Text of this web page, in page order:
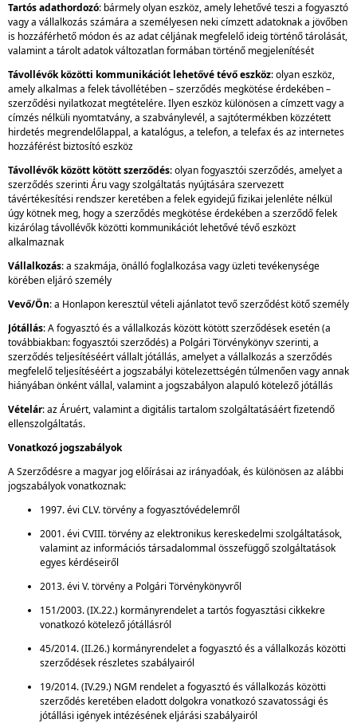
Tartós adathordozó: bármely olyan eszköz, amely lehetővé teszi a fogyasztó
vagy a vállalkozás számára a személyesen neki címzett adatoknak a jövőben
is hozzáférhető módon és az adat céljának megfelelő ideig történő tárolását,
valamint a tárolt adatok változatlan formában történő megjelenítését
Távollévők közötti kommunikációt lehetővé tévő eszköz: olyan eszköz,
amely alkalmas a felek távollétében – szerződés megkötése érdekében –
szerződési nyilatkozat megtételére. Ilyen eszköz különösen a címzett vagy a
címzés nélküli nyomtatvány, a szabványlevél, a sajtótermékben közzétett
hirdetés megrendelőlappal, a katalógus, a telefon, a telefax és az internetes
hozzáférést biztosító eszköz
Távollévők között kötött szerződés: olyan fogyasztói szerződés, amelyet a
szerződés szerinti Áru vagy szolgáltatás nyújtására szervezett
távértékesítési rendszer keretében a felek egyidejű fizikai jelenléte nélkül
úgy kötnek meg, hogy a szerződés megkötése érdekében a szerződő felek
kizárólag távollévők közötti kommunikációt lehetővé tévő eszközt
alkalmaznak
Vállalkozás: a szakmája, önálló foglalkozása vagy üzleti tevékenysége
körében eljáró személy
Vevő/Ön: a Honlapon keresztül vételi ajánlatot tevő szerződést kötő személy
Jótállás: A fogyasztó és a vállalkozás között kötött szerződések esetén (a
továbbiakban: fogyasztói szerződés) a Polgári Törvénykönyv szerinti, a
szerződés teljesítéséért vállalt jótállás, amelyet a vállalkozás a szerződés
megfelelő teljesítéséért a jogszabályi kötelezettségén túlmenően vagy annak
hiányában önként vállal, valamint a jogszabályon alapuló kötelező jótállás
Vételár: az Áruért, valamint a digitális tartalom szolgáltatásáért fizetendő
ellenszolgáltatás.
Vonatkozó jogszabályok
A Szerződésre a magyar jog előírásai az irányadóak, és különösen az alábbi
jogszabályok vonatkoznak:
1997. évi CLV. törvény a fogyasztóvédelemről
2001. évi CVIII. törvény az elektronikus kereskedelmi szolgáltatások,
valamint az információs társadalommal összefüggő szolgáltatások
egyes kérdéseiről
2013. évi V. törvény a Polgári Törvénykönyvről
151/2003. (IX.22.) kormányrendelet a tartós fogyasztási cikkekre
vonatkozó kötelező jótállásról
45/2014. (II.26.) kormányrendelet a fogyasztó és a vállalkozás közötti
szerződések részletes szabályairól
19/2014. (IV.29.) NGM rendelet a fogyasztó és vállalkozás közötti
szerződés keretében eladott dolgokra vonatkozó szavatossági és
jótállási igények intézésének eljárási szabályairól